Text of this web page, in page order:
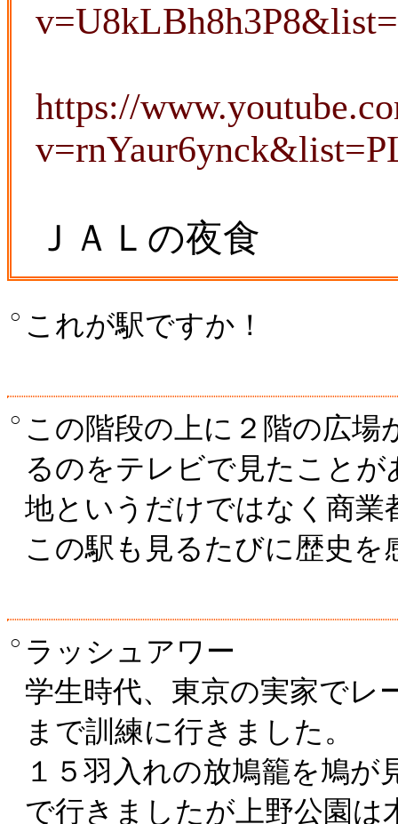
https://
ＪＡＬの夜食
○ これが駅ですか！
○ この階段の上に２階の広
るのをテレビで見たこと
地というだけではなく商
この駅も見るたびに歴史
○ ラッシュアワー
学生時代、東京の実家でレ
まで訓練に行きました。
１５羽入れの放鳩籠を鳩
で行きましたが上野公園